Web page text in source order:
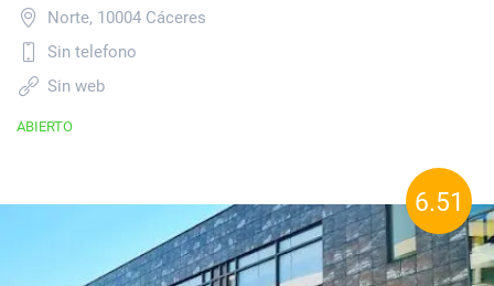
Norte, 10004 Cáceres
Sin telefono
Sin web
ABIERTO
6.51